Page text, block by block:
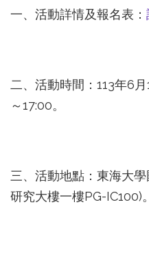
一、活動詳情及報名表：
二、活動時間：113年6
～17:00。
三、活動地點：東海大
研究大樓一樓PG-IC100)。